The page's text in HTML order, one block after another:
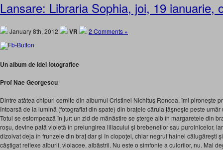
Lansare: Libraria Sophia, joi, 19 ianuarie,
January 8th, 2012 VR 2 Comments »
Un album de idei fotografice
Prof Nae Georgescu
Dintre atâtea chipuri cernite din albumul Cristinei Nichituş Roncea, îmi pironeşte
întoarsă de la lumină (fotografiat din spate) din braţele căruia ţâşneşte peste
Totul se estompează în jur: un zid de mănăstire se şterge alb în margaretele din
roşu, devine pată violetă în prelungirea liliacului şi brebeneilor sau puroinicelor,
dizolvat deja în frunzele din braţ dar şi în clopoţei, chiar negrul hainei călugăreşti
câştigat reflexe alburii, violacee, albăstrii. Nu este o simfonie a culorilor, nu. Mai